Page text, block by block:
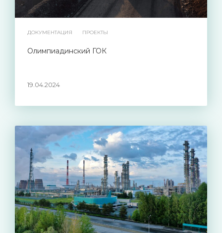
ДОКУМЕНТАЦИЯ ПРОЕКТЫ
Олимпиадинский ГОК
19.04.2024